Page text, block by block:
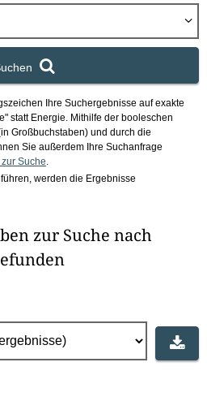
Ihre Suchergebnisse auf exakte
statt Energie. Mithilfe der booleschen
Großbuchstaben) und durch die
Sie außerdem Ihre Suchanfrage
Suche
werden die Ergebnisse
zur Suche nach